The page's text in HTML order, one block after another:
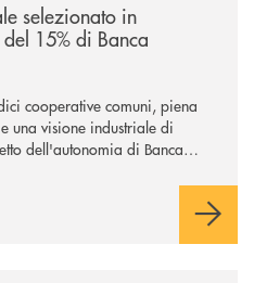
selezionato in
15% di Banca
cooperative comuni, piena
una visione industriale di
dell'autonomia di Banca
finalizzazione dell’operazione.